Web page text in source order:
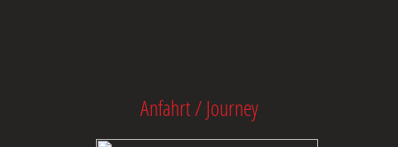
Anfahrt / Journey